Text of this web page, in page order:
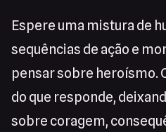
Espere uma mistura de
sequências de ação e
pensar sobre heroísmo.
do que responde,
sobre coragem,